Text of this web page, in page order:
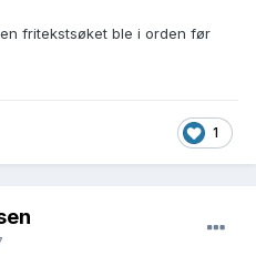
fritekstsøket ble i orden før
1